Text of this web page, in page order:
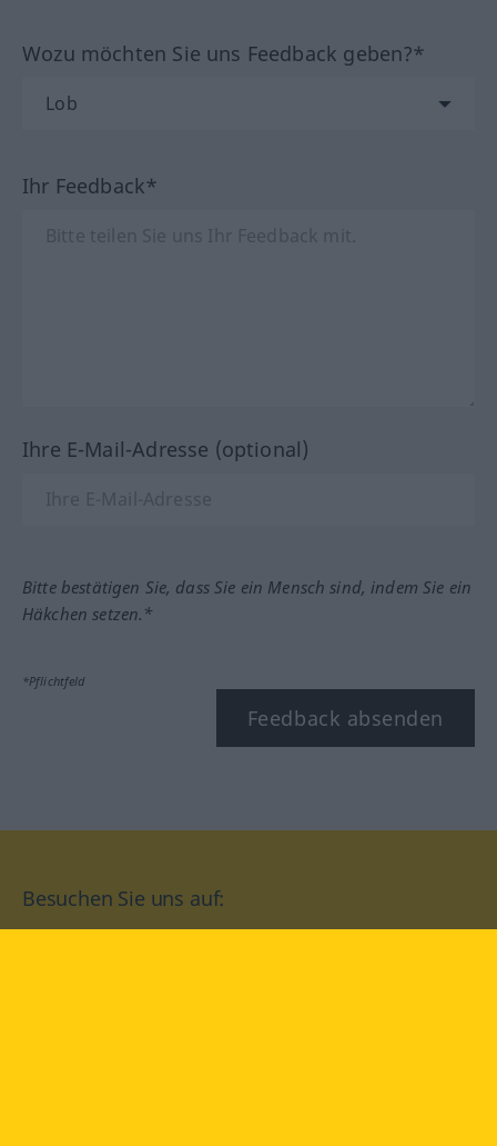
Wozu möchten Sie uns Feedback geben?*
Ihr Feedback*
Ihre E-Mail-Adresse (optional)
Bitte bestätigen Sie, dass Sie ein Mensch sind, indem Sie ein
Häkchen setzen.*
*Pflichtfeld
Feedback absenden
Besuchen Sie uns auf: